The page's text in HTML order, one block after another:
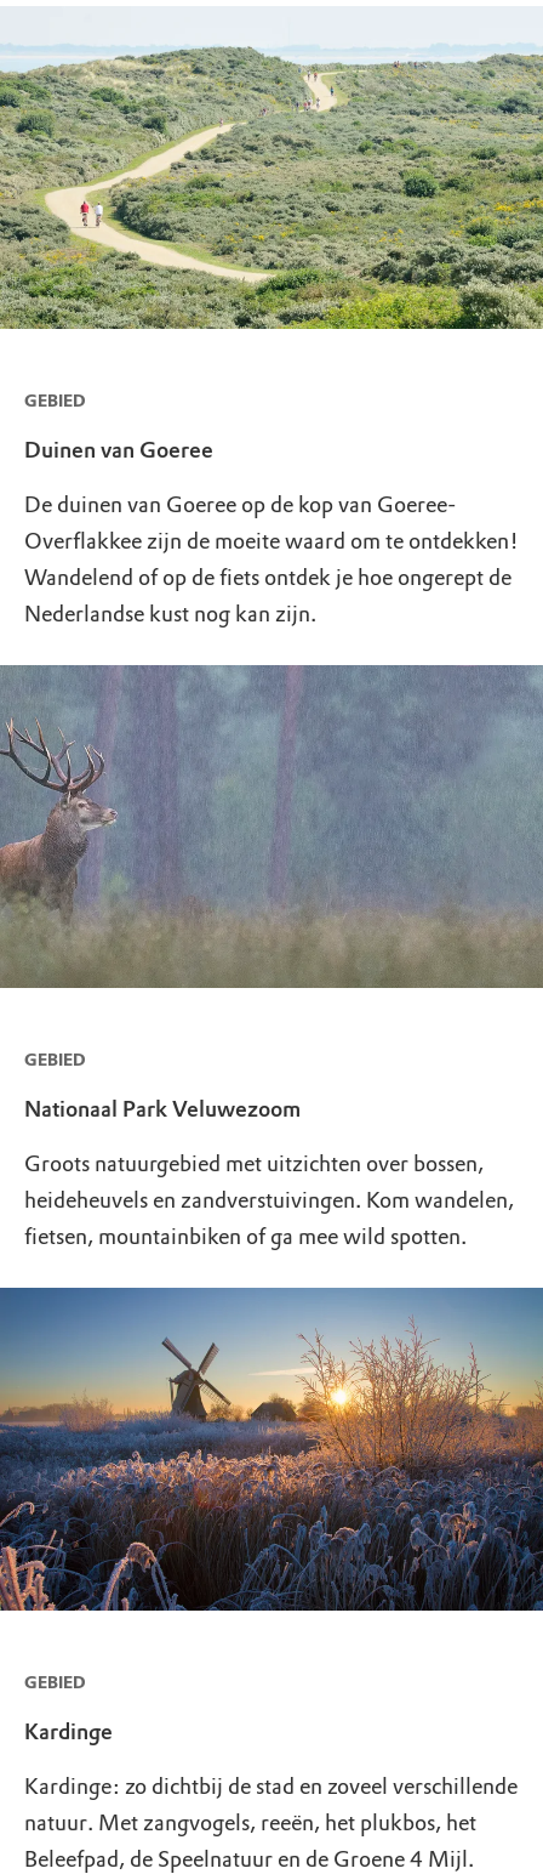
GEBIED
Duinen van Goeree
De duinen van Goeree op de kop van Goeree-
Overflakkee zijn de moeite waard om te ontdekken!
Wandelend of op de fiets ontdek je hoe ongerept de
Nederlandse kust nog kan zijn.
GEBIED
Nationaal Park Veluwezoom
Groots natuurgebied met uitzichten over bossen,
heideheuvels en zandverstuivingen. Kom wandelen,
fietsen, mountainbiken of ga mee wild spotten.
GEBIED
Kardinge
Kardinge: zo dichtbij de stad en zoveel verschillende
natuur. Met zangvogels, reeën, het plukbos, het
Beleefpad, de Speelnatuur en de Groene 4 Mijl.